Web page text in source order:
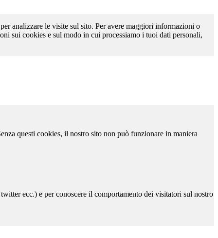
analizzare le visite sul sito. Per avere maggiori informazioni o
sui cookies e sul modo in cui processiamo i tuoi dati personali,
questi cookies, il nostro sito non può funzionare in maniera
ecc.) e per conoscere il comportamento dei visitatori sul nostro